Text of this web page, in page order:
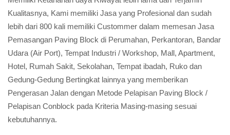
Kualitasnya, Kami memiliki Jasa yang Profesional dan sudah
lebih dari 800 kali memiliki Custommer dalam memesan Jasa
Pemasangan Paving Block di Perumahan, Perkantoran, Bandar
Udara (Air Port), Tempat Industri / Workshop, Mall, Apartment,
Hotel, Rumah Sakit, Sekolahan, Tempat ibadah, Ruko dan
Gedung-Gedung Bertingkat lainnya yang memberikan
Pengerasan Jalan dengan Metode Pelapisan Paving Block /
Pelapisan Conblock pada Kriteria Masing-masing sesuai
kebutuhannya.